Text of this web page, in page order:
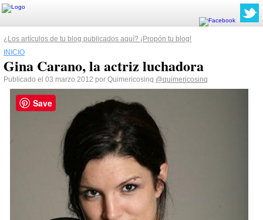
¿Los artículos de tu blog publicados aquí? ¡Propón tu blog!
INICIO
Gina Carano, la actriz luchadora
Publicado el 03 marzo 2012 por Quimericosinq @quimericosinq
Save